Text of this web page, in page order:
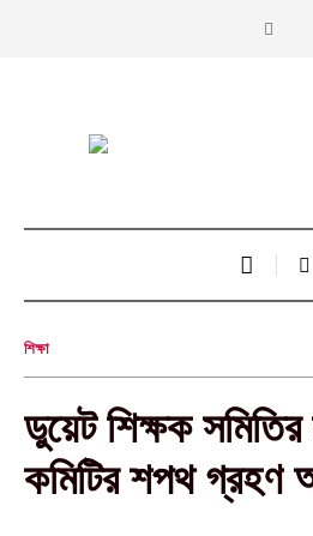
শিক্ষা
ডুয়েট শিক্ষক সমিতির
কমিটির শপথ গ্রহণ